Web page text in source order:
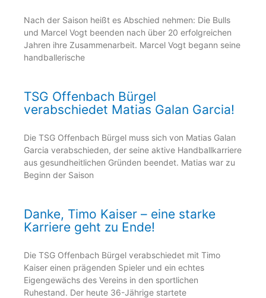
Nach der Saison heißt es Abschied nehmen: Die Bulls
und Marcel Vogt beenden nach über 20 erfolgreichen
Jahren ihre Zusammenarbeit. Marcel Vogt begann seine
handballerische
TSG Offenbach Bürgel
verabschiedet Matias Galan Garcia!
Die TSG Offenbach Bürgel muss sich von Matias Galan
Garcia verabschieden, der seine aktive Handballkarriere
aus gesundheitlichen Gründen beendet. Matias war zu
Beginn der Saison
Danke, Timo Kaiser – eine starke
Karriere geht zu Ende!
Die TSG Offenbach Bürgel verabschiedet mit Timo
Kaiser einen prägenden Spieler und ein echtes
Eigengewächs des Vereins in den sportlichen
Ruhestand. Der heute 36-Jährige startete